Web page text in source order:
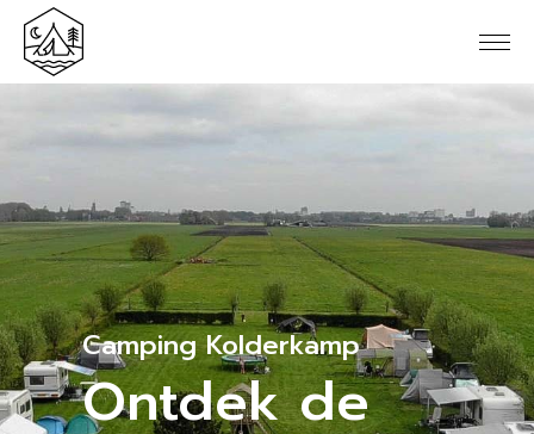
Ontdek de
Camping Kolderkamp